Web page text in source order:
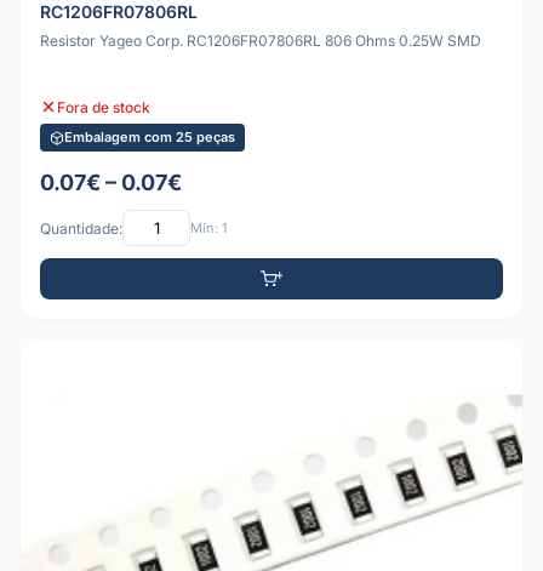
RC1206FR07806RL
Resistor Yageo Corp. RC1206FR07806RL 806 Ohms 0.25W SMD
Fora de stock
Embalagem com 25 peças
0.07€ – 0.07€
Quantidade: Mín: 1